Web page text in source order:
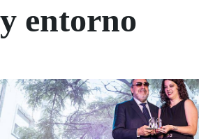
y entorno